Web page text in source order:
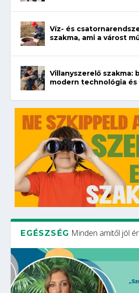
Víz- és
szakma, ami a várost
Villanyszerelő szakma:
modern technológia
EGÉSZSÉG Minden amitől jól